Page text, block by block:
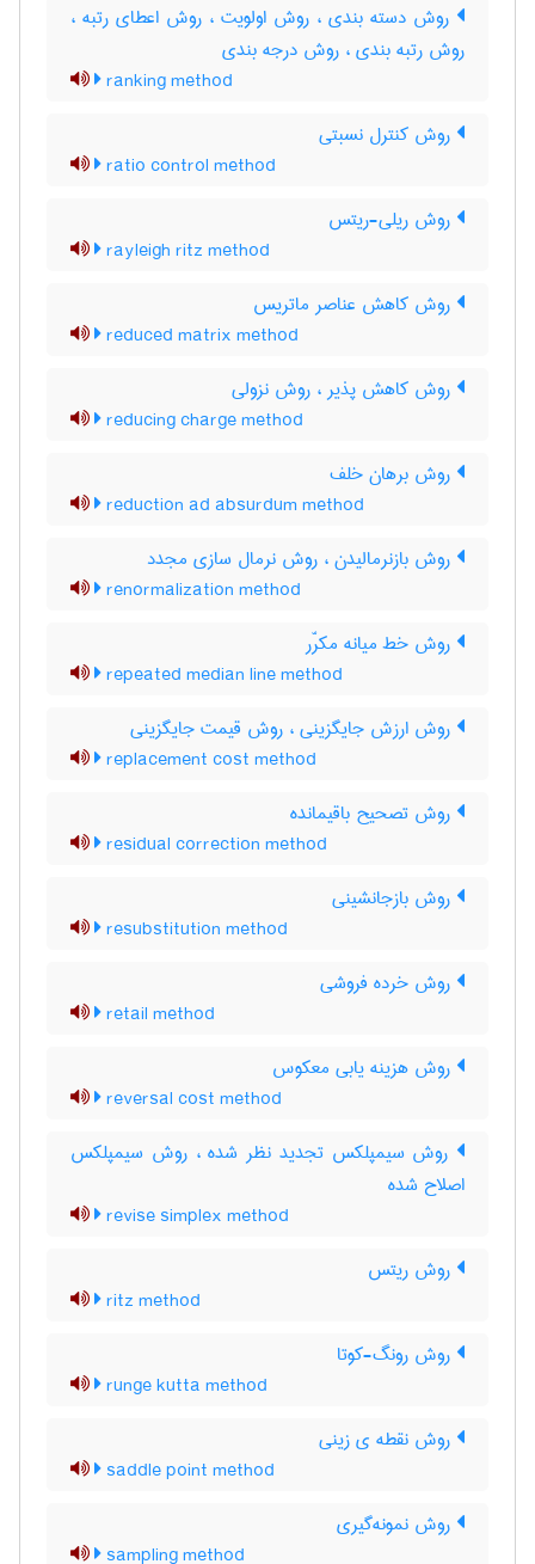
روش دسته بندی ، روش اولویت ، روش اعطای رتبه ،
روش رتبه بندی ، روش درجه بندی
ranking method
روش کنترل نسبتی
ratio control method
روش ریلی-ریتس
rayleigh ritz method
روش کاهش عناصر ماتریس
reduced matrix method
روش کاهش پذیر ، روش نزولی
reducing charge method
روش برهان خلف
reduction ad absurdum method
روش بازنرمالیدن ، روش نرمال سازی مجدد
renormalization method
روش خط میانه مکرّر
repeated median line method
روش ارزش جایگزینی ، روش قیمت جایگزینی
replacement cost method
روش تصحیح باقیمانده
residual correction method
روش بازجانشینی
resubstitution method
روش خرده فروشی
retail method
روش هزینه یابی معکوس
reversal cost method
روش سیمپلکس تجدید نظر شده ، روش سیمپلکس
اصلاح شده
revise simplex method
روش ریتس
ritz method
روش رونگ-کوتا
runge kutta method
روش نقطه ی زینی
saddle point method
روش نمونه‌گیری
sampling method